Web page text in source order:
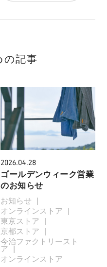
の記事
2026.04.28
ゴールデンウィーク営業
のお知らせ
お知らせ
オンラインストア
東京ストア
京都ストア
今治ファクトリースト
ア
オンラインストア